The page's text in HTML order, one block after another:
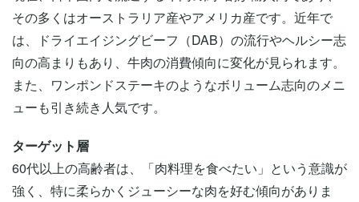
その多くはオーストラリア産やアメリカ産です。近年で
は、ドライエイジングビーフ（DAB）の流行やヘルシー志
向の高まりもあり、牛肉の消費傾向に変化が見られます。
また、ワンポンドステーキのようなボリューム志向のメニ
ューも引き続き人気です。
ターゲット層
60代以上の高齢者は、「肉料理を食べたい」という意識が
強く、特に柔らかくジューシーな肉を好む傾向がありま